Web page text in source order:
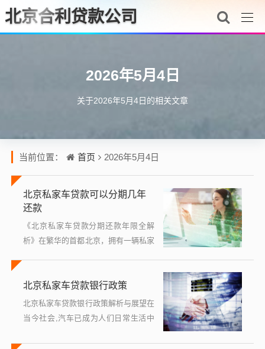
北京合利贷款公司
2026年5月4日
关于2026年5月4日的相关文章
当前位置： 首页 2026年5月4日
北京私家车贷款可以分期几年
还款
《北京私家车贷款分期还款年限全解
析》在繁华的首都北京，拥有一辆私家
购车全款对于不少人来说存在较大压
力，此时...
北京私家车贷款银行政策
北京私家车贷款银行政策解析与展望在
当今社会,汽车已成为人们日常生活中